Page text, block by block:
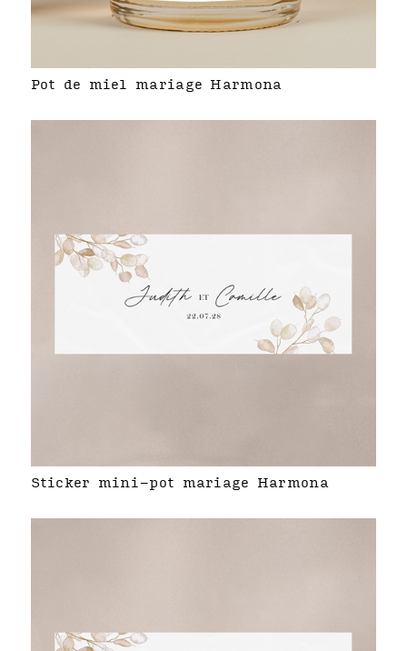
Pot de miel mariage Harmona
Sticker mini-pot mariage Harmona